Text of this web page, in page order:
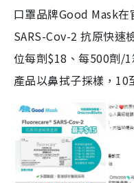
口罩品牌Good Mask
SARS-Cov-2 抗原快速
位每劑$18、每500劑/
產品以鼻拭子採樣，10